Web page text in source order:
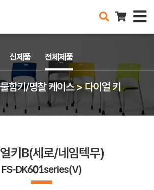
함키/명찰 케이스 > 다이얼 키
신제품 전체제품
키B(세로/네임텍무)
FS-DK601series(V)